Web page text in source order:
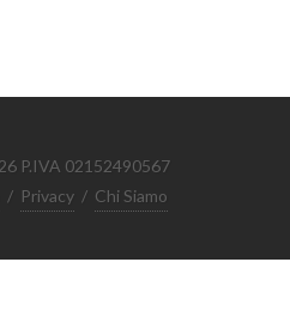
P.IVA 02152490567
/ Privacy / Chi Siamo